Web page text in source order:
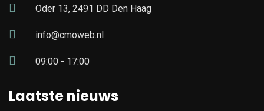
Oder 13, 2491 DD Den Haag
info@cmoweb.nl
09:00 - 17:00
Laatste nieuws